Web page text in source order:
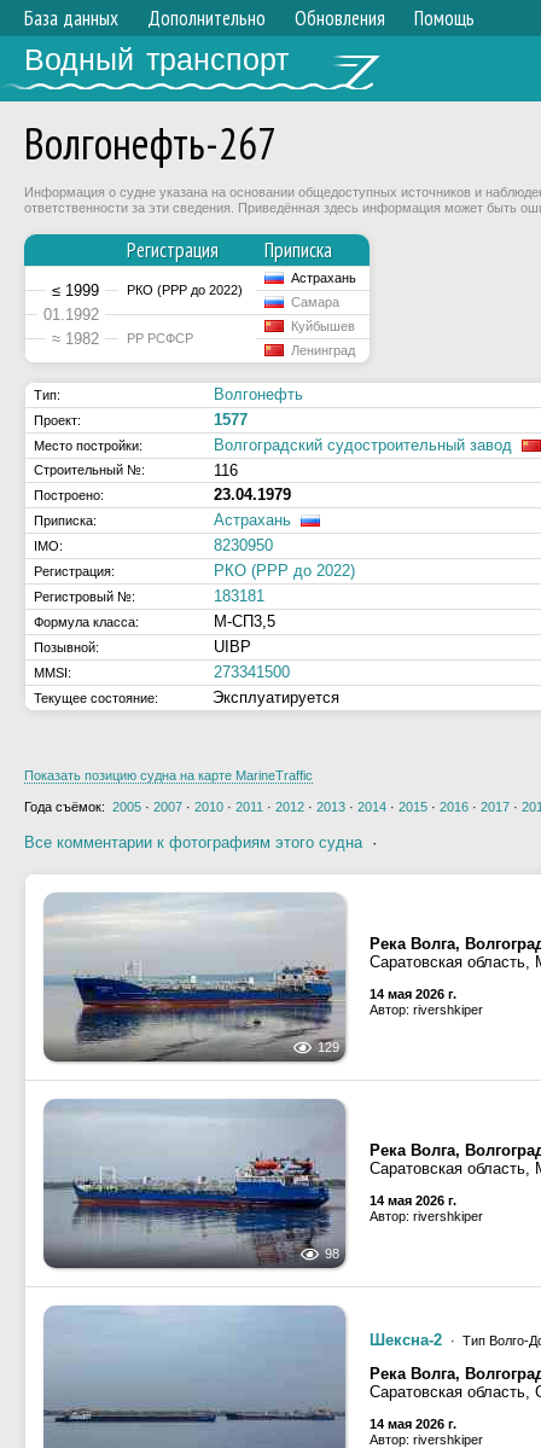
База данных Дополнительно Обновления Помощь
Водный транспорт
Волгонефть-267
Информация о судне указана на основании общедоступных источников и
ответственности за эти сведения. Приведённая здесь информация может быть
Регистрация Приписка
≤ 1999 РКО (РРР до 2022)
Астрахань
01.1992
Самара
≈ 1982 РР РСФСР
Куйбышев
Ленинград
Тип: Волгонефть
Проект: 1577
Место постройки: Волгоградский судостроительный завод
Строительный №: 116
Построено: 23.04.1979
Приписка: Астрахань
IMO: 8230950
Регистрация: РКО (РРР до 2022)
Регистровый №: 183181
Формула класса: М-СП3,5
Позывной: UIBP
MMSI: 273341500
Текущее состояние: Эксплуатируется
Показать позицию судна на карте MarineTraffic
Года съёмок: 2005 · 2007 · 2010 · 2011 · 2012 · 2013 · 2014 · 2015 · 2016 · 2017 ·
Все комментарии к фотографиям этого судна·
129
Река Волга,
Саратовская область,
14 мая 2026 г.
Автор: rivershkiper
98
Река Волга,
Саратовская область,
14 мая 2026 г.
Автор: rivershkiper
Шексна-2 · Тип Волго-
Река Волга,
Саратовская область,
14 мая 2026 г.
Автор: rivershkiper